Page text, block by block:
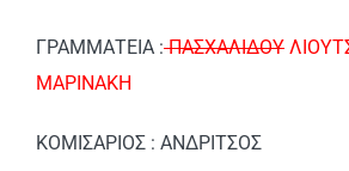
ΓΡΑΜΜΑΤΕΙΑ :ΠΑΣΧΑΛΙΔΟΥ
ΜΑΡΙΝΑΚΗ
ΚΟΜΙΣΑΡΙΟΣ : ΑΝΔΡΙΤΣΟΣ